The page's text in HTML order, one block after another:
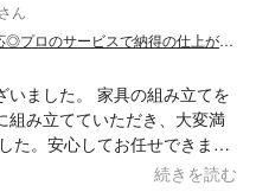
ん
【女性スタッフ同行OK】年中無休で対応◎プロのサービスで納得の仕上がりに◎
ました。 家具の組み立てを
組み立てていただき、大変満
た。安心してお任せできまし
続きを読む